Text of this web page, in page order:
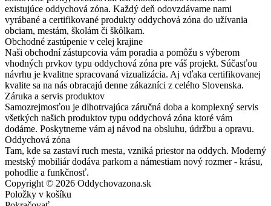
existujúce oddychová zóna. Každý deň odovzdávame nami
vyrábané a certifikované produkty oddychová zóna do užívania
obciam, mestám, školám či škôlkam.
Obchodné zastúpenie v celej krajine
Naši obchodní zástupcovia vám poradia a pomôžu s výberom
vhodných prvkov typu oddychová zóna pre váš projekt. Súčasťou
návrhu je kvalitne spracovaná vizualizácia. Aj vďaka certifikovanej
kvalite sa na nás obracajú denne zákazníci z celého Slovenska.
Záruka a servis produktov
Samozrejmosťou je dlhotrvajúca záručná doba a komplexný servis
všetkých našich produktov typu oddychová zóna ktoré vám
dodáme. Poskytneme vám aj návod na obsluhu, údržbu a opravu.
Oddychová zóna
Tam, kde sa zastaví ruch mesta, vzniká priestor na oddych. Moderný
mestský mobiliár dodáva parkom a námestiam nový rozmer - krásu,
pohodlie a funkčnosť.
Copyright © 2026 Oddychovazona.sk
Položky v košíku